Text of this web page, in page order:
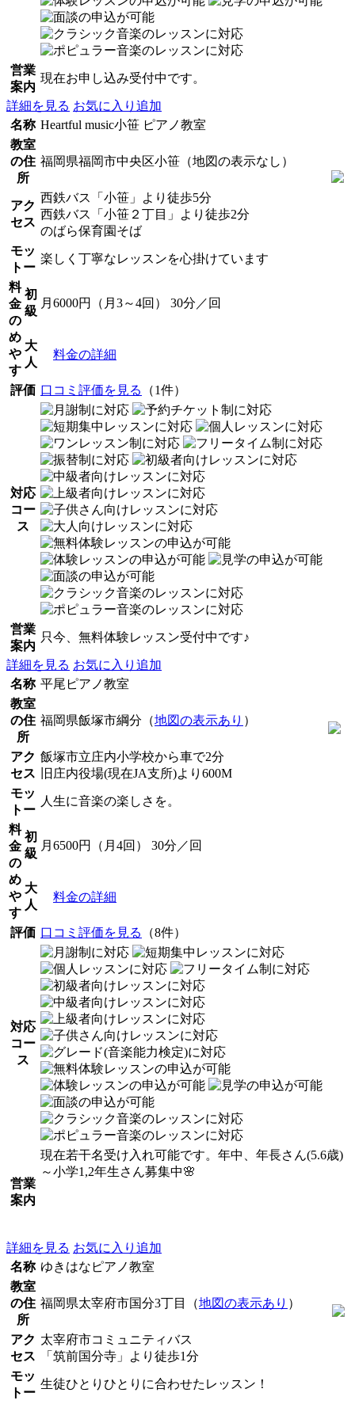
営業
案内
現在お申し込み受付中です。
詳細を見る お気に入り追加
名称 Heartful music小笹 ピアノ教室
教室
の住
所
福岡県福岡市中央区小笹（地図の表示なし）
アク
セス
西鉄バス「小笹」より徒歩5分
西鉄バス「小笹２丁目」より徒歩2分
のばら保育園そば
モッ
トー
楽しく丁寧なレッスンを心掛けています
料
金
の
め
や
す
初
級
月6000円（月3～4回） 30分／回
大
人
料金の詳細
評価 口コミ評価を見る （1件）
対応
コー
ス
営業
案内
只今、無料体験レッスン受付中です♪
詳細を見る お気に入り追加
名称 平尾ピアノ教室
教室
の住
所
福岡県飯塚市綱分（地図の表示あり ）
アク
セス
飯塚市立庄内小学校から車で2分
旧庄内役場(現在JA支所)より600M
モッ
トー
人生に音楽の楽しさを。
料
金
の
め
や
す
初
級
月6500円（月4回） 30分／回
大
人
料金の詳細
評価 口コミ評価を見る （8件）
対応
コー
ス
営業
案内
現在若干名受け入れ可能です。年中、年長さん(5.6歳)
～小学1,2年生さん募集中🌸
詳細を見る お気に入り追加
名称 ゆきはなピアノ教室
教室
の住
所
福岡県太宰府市国分3丁目（地図の表示あり ）
アク
セス
太宰府市コミュニティバス
「筑前国分寺」より徒歩1分
モッ
トー
生徒ひとりひとりに合わせたレッスン！